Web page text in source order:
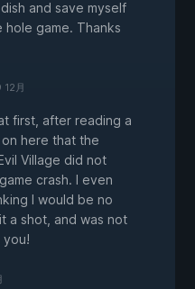
and save myself
game. Thanks
12月
first, after reading a
here that the
Village did not
crash. I even
I would be no
a shot, and was not
you!